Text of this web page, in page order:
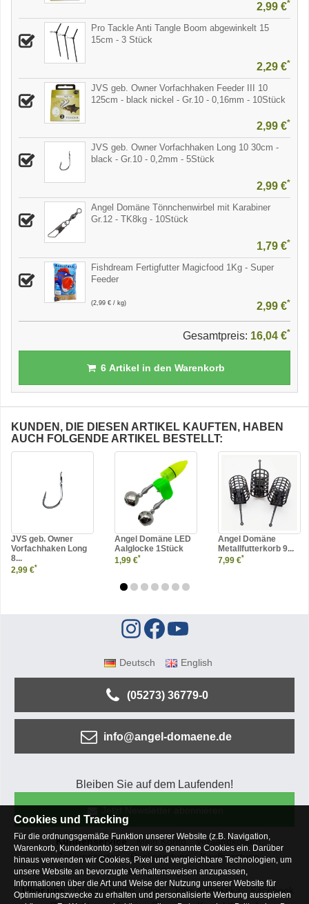
2,99 €*
Pro Tackle Anti Tangle Boom abgewinkelt 15
15cm - 3 Stück
2,29 €*
JVS geb. Owner Vorfachhaken Feeder III 10
125cm - black nickel - Gr.10 - 0,16mm - 10Stück
2,99 €*
JVS geb. Owner Vorfachhaken Long 10 30cm -
black - Gr.10 - 0,2mm - 5Stück
2,99 €*
Angel Domäne Tönnchenwirbel mit Karabiner
Gr.12 - TK8kg - 10Stück
1,79 €*
Fishdream Fertigfutter Magicfood 1Kg - Super
Feeder
(2,99 € / kg) 2,99 €*
Gesamtpreis: 16,04 €*
6Artikel in den Warenkorb
KUNDEN, DIE DIESEN ARTIKEL KAUFTEN, HABEN
AUCH FOLGENDE ARTIKEL BESTELLT:
JVS geb. Owner
Vorfachhaken Long
8...
2,99 €*
Angel Domäne LED
Aalglocke 1Stück
1,99 €*
Angel Domäne
Metallfutterkorb 9...
7,99 €*
Deutsch English
(05273) 36779-0
info@angel-domaene.de
Bleiben Sie auf dem Laufenden!
Kundenservice Mein Konto
Versandkosten
Zahlungsarten
Rücksendung
Kaufberatung
Häufige Fragen
Über uns
Unternehmen Blog Jobs & Praktika
Facebook
Cookies und Tracking
Für die ordnungsgemäße Funktion unserer Website (z.B. Navigation,
Warenkorb, Kundenkonto) setzen wir so genannte Cookies ein. Darüber
hinaus verwenden wir Cookies, Pixel und vergleichbare Technologien, um
unsere Website an bevorzugte Verhaltensweisen anzupassen,
Informationen über die Art und Weise der Nutzung unserer Website für
Optimierungszwecke zu erhalten und personalisierte Werbung ausspielen